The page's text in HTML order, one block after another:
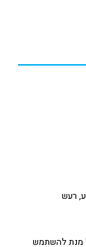
רעש
מנת להשתמש